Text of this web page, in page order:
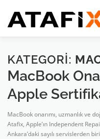
HİZMETLERİMİZ
KATEGORI:
MacBook
Apple
MacBook onarımı, uzmanlık ve
Atafix, Apple’ın Independent
Ankara’daki sayılı servislerden